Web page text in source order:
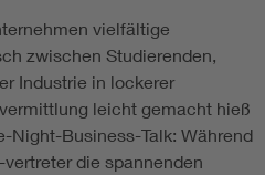
vielfältige
zwischen Studierenden,
Industrie in lockerer
leicht gemacht hieß
Night-Business-Talk: Während
die spannenden